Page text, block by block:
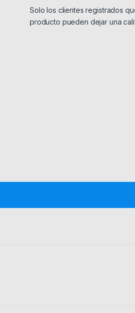
Solo los clientes registrados
producto pueden dejar una